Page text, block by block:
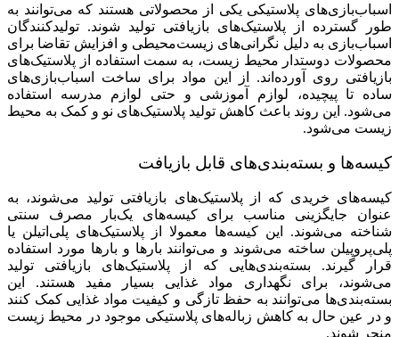
اسباب‌بازی‌های پلاستیکی یکی از محصولاتی هستند که می‌توانند به
طور گسترده از پلاستیک‌های بازیافتی تولید شوند. تولیدکنندگان
اسباب‌بازی به دلیل نگرانی‌های زیست‌محیطی و افزایش تقاضا برای
محصولات دوستدار محیط زیست، به سمت استفاده از پلاستیک‌های
بازیافتی روی آورده‌اند. از این مواد برای ساخت اسباب‌بازی‌های
ساده تا پیچیده، لوازم آموزشی و حتی لوازم مدرسه استفاده
می‌شود. این روند باعث کاهش تولید پلاستیک‌های نو و کمک به محیط
زیست می‌شود.
کیسه‌ها و بسته‌بندی‌های قابل بازیافت
کیسه‌های خریدی که از پلاستیک‌های بازیافتی تولید می‌شوند، به
عنوان جایگزینی مناسب برای کیسه‌های یک‌بار مصرف سنتی
شناخته می‌شوند. این کیسه‌ها معمولا از پلاستیک‌های پلی‌اتیلن یا
پلی‌پروپیلن ساخته می‌شوند و می‌توانند بارها و بارها مورد استفاده
قرار گیرند. بسته‌بندی‌هایی که از پلاستیک‌های بازیافتی تولید
می‌شوند، برای نگهداری مواد غذایی بسیار مفید هستند. این
بسته‌بندی‌ها می‌توانند به حفظ تازگی و کیفیت مواد غذایی کمک کنند
و در عین حال به کاهش زباله‌های پلاستیکی موجود در محیط زیست
منجر شوند.